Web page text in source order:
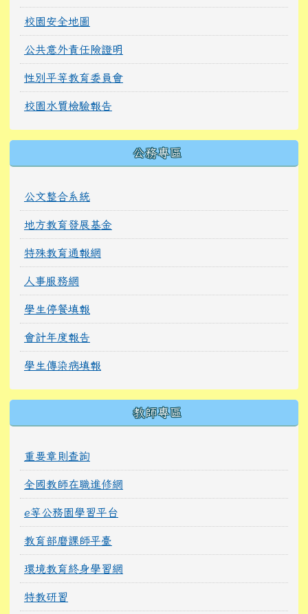
校園安全地圖
公共意外責任險證明
性別平等教育委員會
校園水質檢驗報告
公務專區
公文整合系統
地方教育發展基金
特殊教育通報網
人事服務網
學生停餐填報
會計年度報告
學生傳染病填報
教師專區
重要章則查詢
全國教師在職進修網
e等公務園學習平台
教育部磨課師平臺
環境教育終身學習網
特教研習